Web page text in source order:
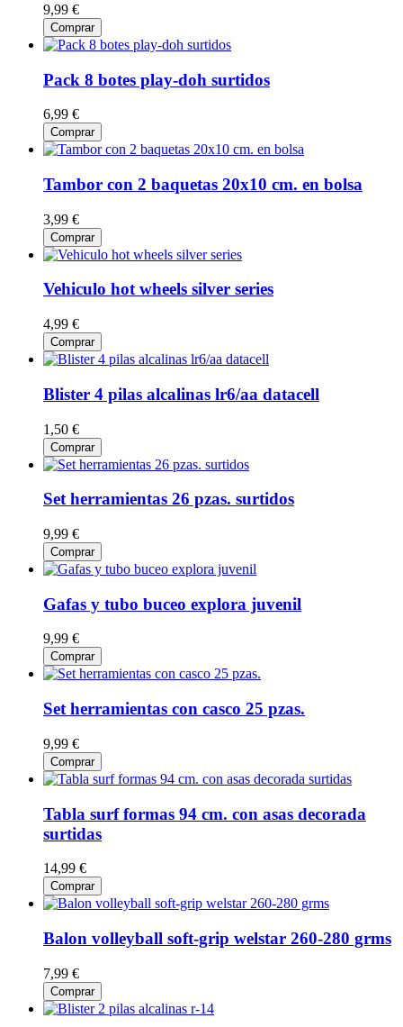
9,99 €
Comprar
Pack 8 botes play-doh surtidos
6,99 €
Comprar
Tambor con 2 baquetas 20x10 cm. en bolsa
3,99 €
Comprar
Vehiculo hot wheels silver series
4,99 €
Comprar
Blister 4 pilas alcalinas lr6/aa datacell
1,50 €
Comprar
Set herramientas 26 pzas. surtidos
9,99 €
Comprar
Gafas y tubo buceo explora juvenil
9,99 €
Comprar
Set herramientas con casco 25 pzas.
9,99 €
Comprar
Tabla surf formas 94 cm. con asas decorada
surtidas
14,99 €
Comprar
Balon volleyball soft-grip welstar 260-280 grms
7,99 €
Comprar